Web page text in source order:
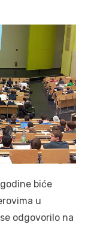
biće
u
odgovorilo na